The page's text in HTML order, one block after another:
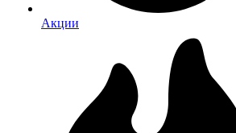
Акции